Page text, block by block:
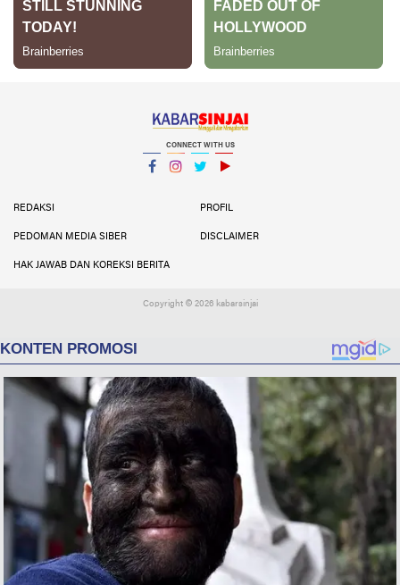
CONNECT WITH US
REDAKSI
PROFIL
PEDOMAN MEDIA SIBER DISCLAIMER
HAK JAWAB DAN KOREKSI BERITA
Copyright © 2026 kabarsinjai